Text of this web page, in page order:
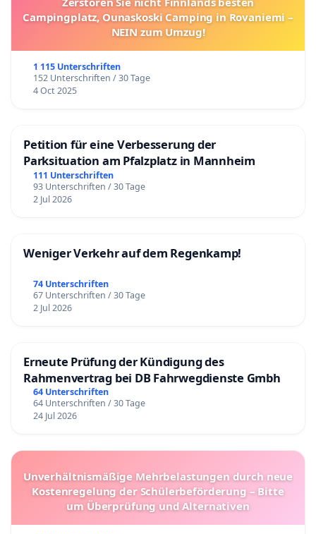
Campingplatz, Ounaskoski Camping in Rovaniemi –
NEIN zum Umzug!
1 115 Unterschriften
152 Unterschriften / 30 Tage
4 Oct 2025
Petition für eine Verbesserung der
Parksituation am Pfalzplatz in Mannheim
111 Unterschriften
93 Unterschriften / 30 Tage
2 Jul 2026
Weniger Verkehr auf dem Regenkamp!
74 Unterschriften
67 Unterschriften / 30 Tage
2 Jul 2026
Erneute Prüfung der Kündigung des
Rahmenvertrag bei DB Fahrwegdienste Gmbh
64 Unterschriften
64 Unterschriften / 30 Tage
24 Jul 2026
Unverhältnismäßige Mehrbelastungen durch neue
Kostenregelung der Schülerbeförderung – Bitte
um Überprüfung und Alternativen